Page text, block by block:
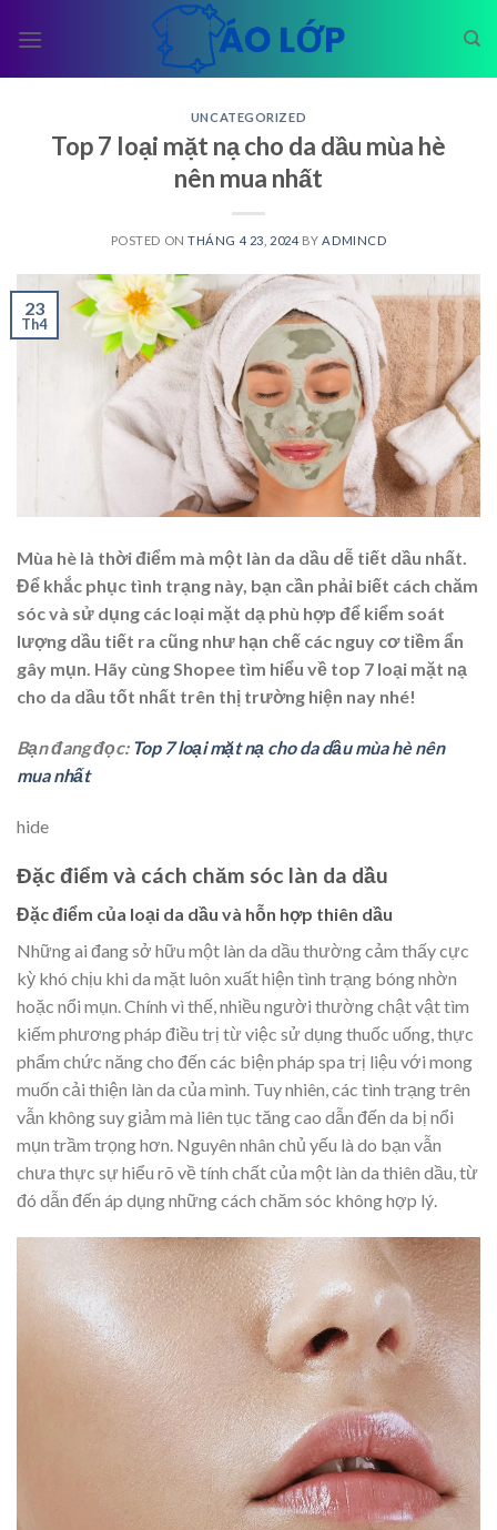
UNCATEGORIZED
Top 7 loại mặt nạ cho da dầu mùa hè
nên mua nhất
POSTED ONTHÁNG 4 23, 2024 BY ADMINCD
23
Th4
Mùa hè là thời điểm mà một làn da dầu dễ tiết dầu nhất.
Để khắc phục tình trạng này, bạn cần phải biết cách chăm
sóc và sử dụng các loại mặt dạ phù hợp để kiểm soát
lượng dầu tiết ra cũng như hạn chế các nguy cơ tiềm ẩn
gây mụn. Hãy cùng Shopee tìm hiểu về top 7 loại mặt nạ
cho da dầu tốt nhất trên thị trường hiện nay nhé!
Bạn đang đọc: Top 7 loại mặt nạ cho da dầu mùa hè nên
mua nhất
hide
Đặc điểm và cách chăm sóc làn da dầu
Đặc điểm của loại da dầu và hỗn hợp thiên dầu
Những ai đang sở hữu một làn da dầu thường cảm thấy cực
kỳ khó chịu khi da mặt luôn xuất hiện tình trạng bóng nhờn
hoặc nổi mụn. Chính vì thế, nhiều người thường chật vật tìm
kiếm phương pháp điều trị từ việc sử dụng thuốc uống, thực
phẩm chức năng cho đến các biện pháp spa trị liệu với mong
muốn cải thiện làn da của mình. Tuy nhiên, các tình trạng trên
vẫn không suy giảm mà liên tục tăng cao dẫn đến da bị nổi
mụn trầm trọng hơn. Nguyên nhân chủ yếu là do bạn vẫn
chưa thực sự hiểu rõ về tính chất của một làn da thiên dầu, từ
đó dẫn đến áp dụng những cách chăm sóc không hợp lý.